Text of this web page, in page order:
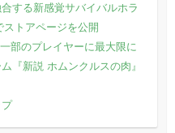
する新感覚サバイバルホラ
トアページを公開
部のプレイヤーに最大限に
『新説 ホムンクルスの肉』